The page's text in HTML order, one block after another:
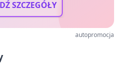
SZCZEGÓŁY
autopromocja